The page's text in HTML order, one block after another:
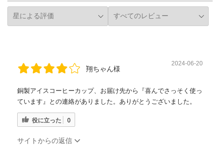
翔ちゃん様
2024-06-20
銅製アイスコーヒーカップ、お届け先から『喜んでさっそく使っ
ています』との連絡がありました。ありがとうございました。
役に立った 0
サイトからの返信